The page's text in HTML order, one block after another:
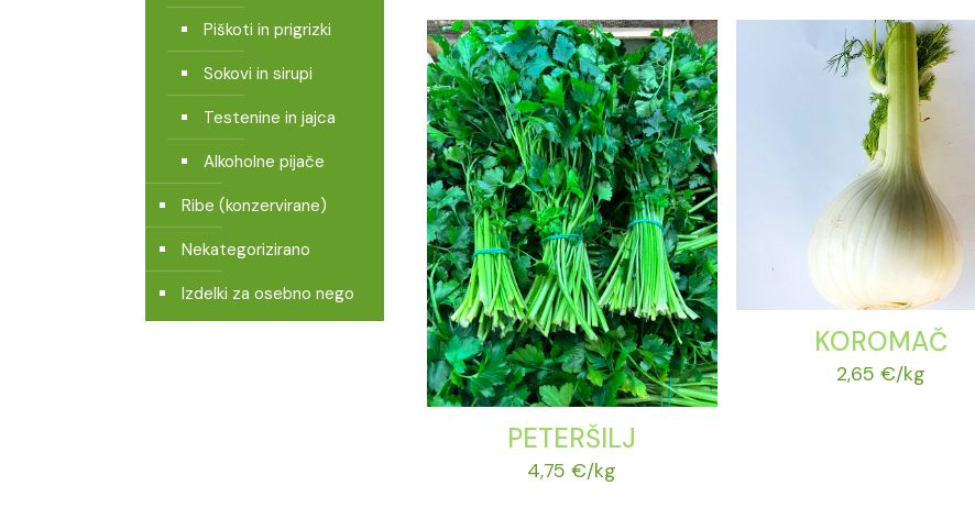
PETERŠILJ
4,75€/kg
KOROMAČ
2,65 €/kg
Piškoti in prigrizki
Sokovi in sirupi
Testenine in jajca
Alkoholne pijače
Ribe (konzervirane)
Nekategorizirano
Izdelki za osebno nego